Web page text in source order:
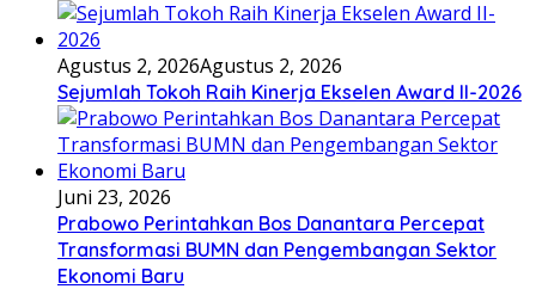
Agustus 2, 2026Agustus 2, 2026
Sejumlah Tokoh Raih Kinerja Ekselen Award II-2026
Juni 23, 2026
Prabowo Perintahkan Bos Danantara Percepat
Transformasi BUMN dan Pengembangan Sektor
Ekonomi Baru